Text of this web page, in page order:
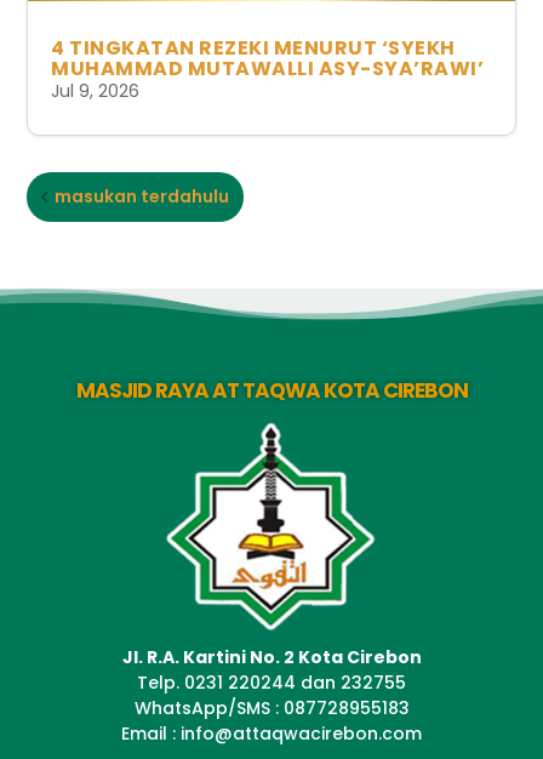
4 TINGKATAN REZEKI MENURUT ‘SYEKH
MUHAMMAD MUTAWALLI ASY-SYA’RAWI’
Jul 9, 2026
masukan terdahulu
MASJID RAYA AT TAQWA KOTA CIREBON
Jl. R.A. Kartini No. 2 Kota Cirebon
Telp. 0231 220244 dan 232755
WhatsApp/SMS : 087728955183
Email : info@attaqwacirebon.com